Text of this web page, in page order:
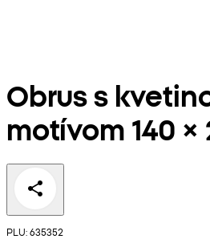
Obrus s
motívom 140 ×
PLU: 635352